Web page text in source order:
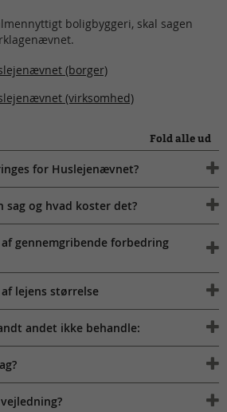
boligbyggeri, skal sagen
(borger)
(virksomhed)
Fold alle ud
for Huslejenævnet?
sag og hvad koster det?
gennemgribende forbedring
lejens størrelse
andet ikke behandle: